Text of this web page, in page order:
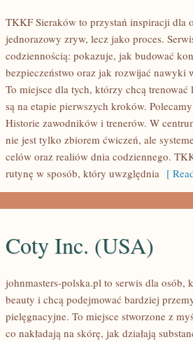
TKKF Sieraków to przystań inspiracji dla
jednorazowy zryw, lecz jako proces.
codziennością: pokazuje, jak budować
bezpieczeństwo oraz jak rozwijać
To miejsce dla tych, którzy chcą
są na etapie pierwszych kroków.
Historie zawodników i trenerów. W
nie jest tylko zbiorem ćwiczeń, ale
celów oraz realiów dnia codziennego.
rutynę w sposób, który uwzględnia [
Coty Inc. (USA)
johnmasters-polska.pl to serwis dla osób,
beauty i chcą podejmować bardziej
pielęgnacyjne. To miejsce stworzone z
co nakładają na skórę, jak działają